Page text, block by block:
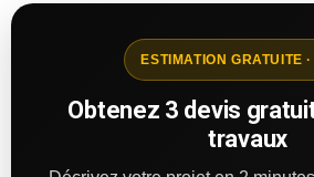
ESTIMATION GRATUITE
Obtenez 3 devis
travaux